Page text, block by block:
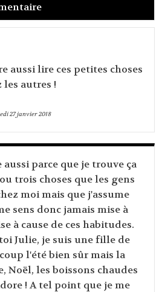
aussi lire ces petites choses
autres !
27janvier 2018
parce que je trouve ça
trois choses que les gens
moi mais que j'assume
sens donc jamais mise à
à cause de ces habitudes.
Julie, je suis une fille de
l'été bien sûr mais la
Noël, les boissons chaudes
! A tel point que je me